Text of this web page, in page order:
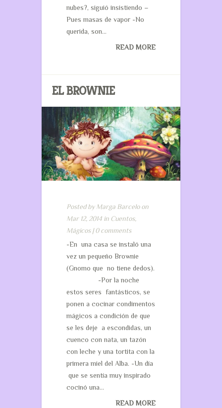
nubes?, siguió insistiendo –
Pues masas de vapor -No
querida, son...
READ MORE
EL BROWNIE
Posted byMarga Barceloon
Mar 12, 2014 in Cuentos,
Mágicos|0 comments
-En una casa se instaló una
vez un pequeño Brownie
(Gnomo que no tiene dedos).
-Por la noche
estos seres fantásticos, se
ponen a cocinar condimentos
mágicos a condición de que
se les deje a escondidas, un
cuenco con nata, un tazón
con leche y una tortita con la
primera miel del Alba. -Un día
que se sentía muy inspirado
cocinó una...
READ MORE